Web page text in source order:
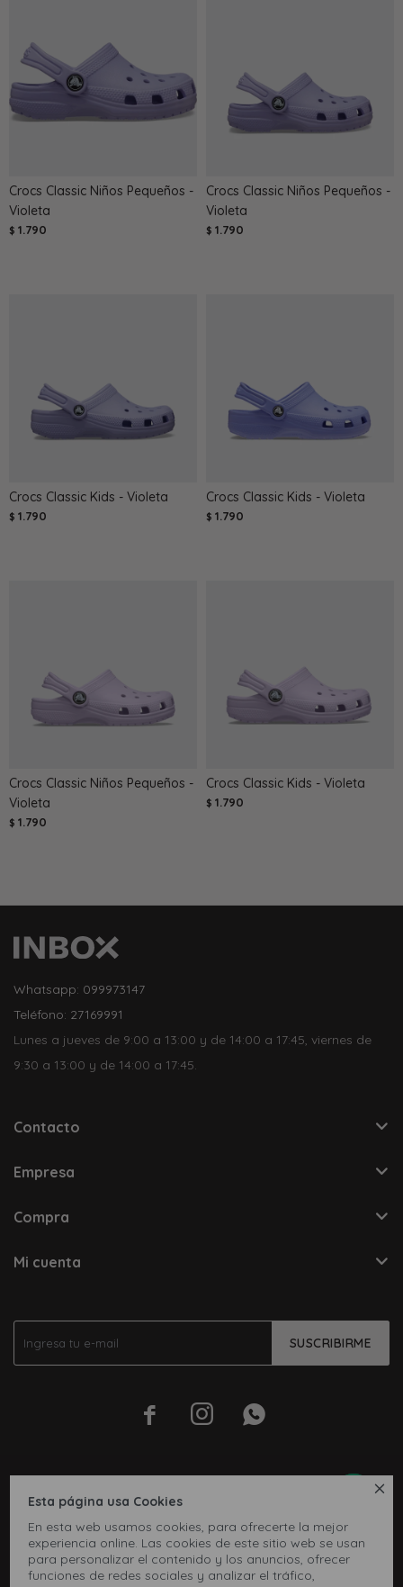

Esta página usa Cookies
En esta web usamos cookies, para ofrecerte la mejor
experiencia online. Las cookies de este sitio web se usan
para personalizar el contenido y los anuncios, ofrecer
funciones de redes sociales y analizar el tráfico,
Crocs Classic Niños Pequeños -
Violeta
$ 1.790
Crocs Classic Niños Pequeños -
Violeta
$ 1.790
Crocs Classic Kids - Violeta
$ 1.790
Crocs Classic Kids - Violeta
$ 1.790
Crocs Classic Niños Pequeños -
Violeta
$ 1.790
Crocs Classic Kids - Violeta
$ 1.790
SUSCRIBIRME
  
Whatsapp: 099973147
Teléfono: 27169991
Lunes a jueves de 9:00 a 13:00 y de 14:00 a 17:45, viernes de
9:30 a 13:00 y de 14:00 a 17:45.
Contacto
Empresa
Compra
Mi cuenta